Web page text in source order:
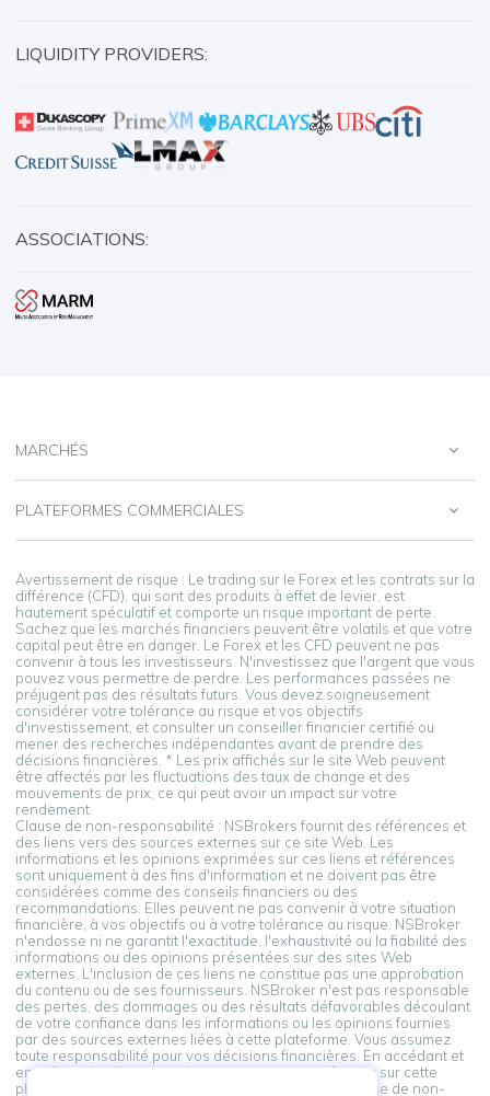
LIQUIDITY PROVIDERS:
ASSOCIATIONS:
MARCHÉS
PLATEFORMES COMMERCIALES
Avertissement de risque : Le trading sur le Forex et les contrats sur la
différence (CFD), qui sont des produits à effet de levier, est
hautement spéculatif et comporte un risque important de perte.
Sachez que les marchés financiers peuvent être volatils et que votre
capital peut être en danger. Le Forex et les CFD peuvent ne pas
convenir à tous les investisseurs. N'investissez que l'argent que vous
pouvez vous permettre de perdre. Les performances passées ne
préjugent pas des résultats futurs. Vous devez soigneusement
considérer votre tolérance au risque et vos objectifs
d'investissement, et consulter un conseiller financier certifié ou
mener des recherches indépendantes avant de prendre des
décisions financières. * Les prix affichés sur le site Web peuvent
être affectés par les fluctuations des taux de change et des
mouvements de prix, ce qui peut avoir un impact sur votre
rendement.
Clause de non-responsabilité : NSBrokers fournit des références et
des liens vers des sources externes sur ce site Web. Les
informations et les opinions exprimées sur ces liens et références
sont uniquement à des fins d'information et ne doivent pas être
considérées comme des conseils financiers ou des
recommandations. Elles peuvent ne pas convenir à votre situation
financière, à vos objectifs ou à votre tolérance au risque. NSBroker
n'endosse ni ne garantit l'exactitude, l'exhaustivité ou la fiabilité des
informations ou des opinions présentées sur des sites Web
externes. L'inclusion de ces liens ne constitue pas une approbation
du contenu ou de ses fournisseurs. NSBroker n'est pas responsable
des pertes, des dommages ou des résultats défavorables découlant
de votre confiance dans les informations ou les opinions fournies
par des sources externes liées à cette plateforme. Vous assumez
toute responsabilité pour vos décisions financières. En accédant et
en utilisant les liens vers des sources externes fournis sur cette
plateforme, vous reconnaissez et acceptez cette clause de non-